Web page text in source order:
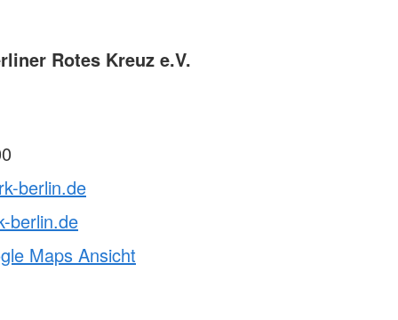
Rotes Kreuz e.V.
berlin.de
berlin.de
Maps Ansicht